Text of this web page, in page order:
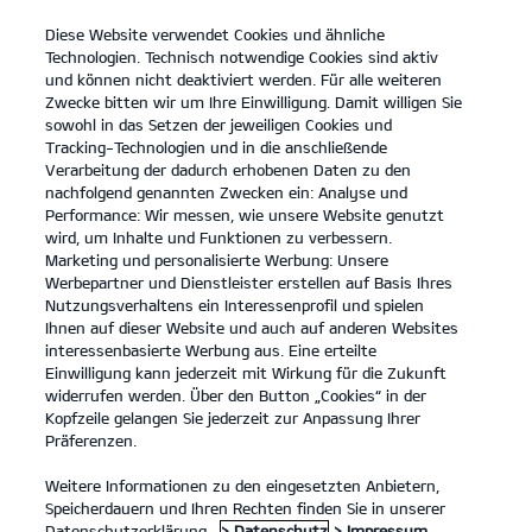
open
menu
KONTAKT
Diese Website verwendet Cookies und ähnliche
Technologien. Technisch notwendige Cookies sind aktiv
und können nicht deaktiviert werden. Für alle weiteren
Zwecke bitten wir um Ihre Einwilligung. Damit willigen Sie
sowohl in das Setzen der jeweiligen Cookies und
Tracking-Technologien und in die anschließende
Verarbeitung der dadurch erhobenen Daten zu den
nachfolgend genannten Zwecken ein: Analyse und
Performance: Wir messen, wie unsere Website genutzt
wird, um Inhalte und Funktionen zu verbessern.
Marketing und personalisierte Werbung: Unsere
Werbepartner und Dienstleister erstellen auf Basis Ihres
Nutzungsverhaltens ein Interessenprofil und spielen
Ihnen auf dieser Website und auch auf anderen Websites
interessenbasierte Werbung aus. Eine erteilte
Einwilligung kann jederzeit mit Wirkung für die Zukunft
widerrufen werden. Über den Button „Cookies“ in der
Kopfzeile gelangen Sie jederzeit zur Anpassung Ihrer
Präferenzen.
Weitere Informationen zu den eingesetzten Anbietern,
Speicherdauern und Ihren Rechten finden Sie in unserer